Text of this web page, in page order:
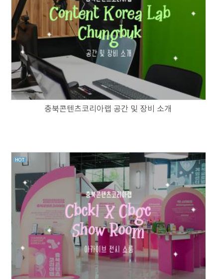
충북콘텐츠코리아랩 공간 및 장비 소개